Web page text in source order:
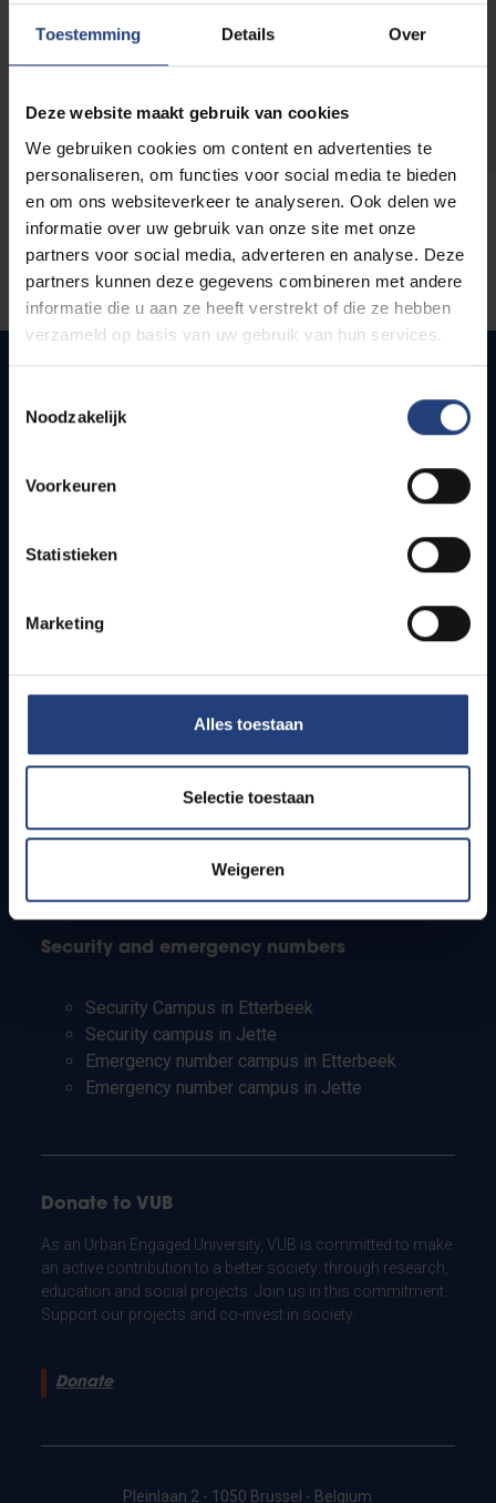
Toestemming Details Over
Deze website maakt gebruik van cookies
We gebruiken cookies om content en advertenties te
personaliseren, om functies voor social media te bieden
en om ons websiteverkeer te analyseren. Ook delen we
informatie over uw gebruik van onze site met onze
partners voor social media, adverteren en analyse. Deze
partners kunnen deze gegevens combineren met andere
informatie die u aan ze heeft verstrekt of die ze hebben
verzameld op basis van uw gebruik van hun services.
Noodzakelijk
Voorkeuren
Statistieken
Marketing
Alles toestaan
Selectie toestaan
Weigeren
Quick links
How to get to the VUB campuses
Students
PhD students
Teachers and secondary schools
Working students
Security and emergency numbers
Security Campus in Etterbeek
Security campus in Jette
Emergency number campus in Etterbeek
Emergency number campus in Jette
Donate to VUB
As an Urban Engaged University, VUB is committed to make
an active contribution to a better society: through research,
education and social projects. Join us in this commitment.
Support our projects and co-invest in society.
Donate
Pleinlaan 2 - 1050 Brussel - Belgium